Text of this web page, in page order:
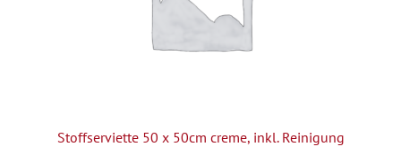
Stoffserviette 50 x 50cm creme, inkl. Reinigung